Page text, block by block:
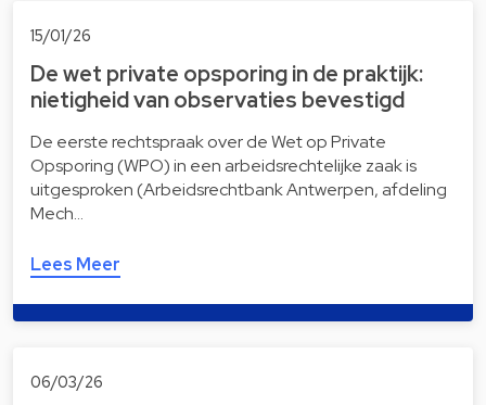
15/01/26
De wet private opsporing in de praktijk:
nietigheid van observaties bevestigd
De eerste rechtspraak over de Wet op Private
Opsporing (WPO) in een arbeidsrechtelijke zaak is
uitgesproken (Arbeidsrechtbank Antwerpen, afdeling
Mech…
Lees Meer
06/03/26